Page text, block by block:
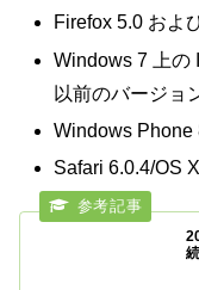
Firefox 5.0 およ
Windows 7 上の
以前のバージョ
Windows Phone
Safari 6.0.4/OS